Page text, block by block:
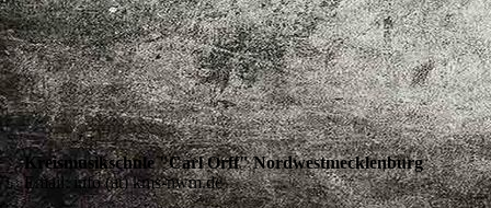
Kreismusikschule "Carl Orff" Nordwestmecklenburg
Email: info (at) kms-nwm.de